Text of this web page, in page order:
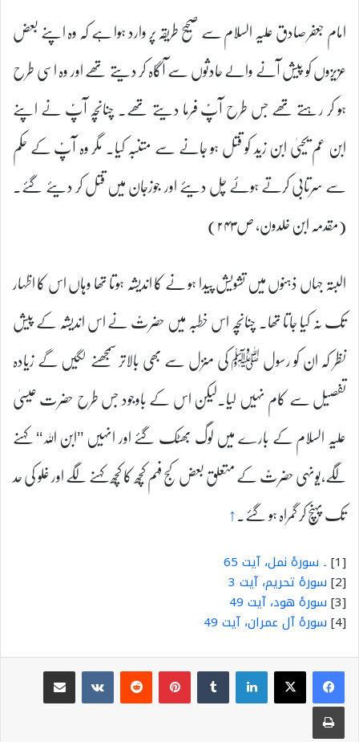
امام جعفر صادق علیہ السلام سے صحیح طریقہ پر وارد ہوا ہے کہ وہ اپنے بعض
عزیزوں کو پیش آنے والے حادثوں سے آگاہ کر دیتے تھے اور وہ اسی طرح
ہو کر رہتے تھے جس طرح آپؑ فرما دیتے تھے۔ چنانچہ آپؑ نے اپنے
ابن عم یحییٰ ابن زید کو قتل ہو جانے سے متنبہ کیا۔ مگر وہ آپؑ کے حکم
سے سرتابی کرتے ہوئے چل دیئے اور جوزجان میں قتل کر دیئے گئے۔
(مقدمہ ابن خلدون، ص۲۴۳)
البتہ جہاں ذہنوں میں تشویش پیدا ہو نے کا اندیشہ ہوتا تھا وہاں اس کا اظہار
تک نہ کیا جاتا تھا۔ چنانچہ اس خطبہ میں حضرتؑ نے اس اندیشہ کے پیش
نظر کہ ان کو رسول ﷺ کی منزل سے بھی بالاتر سمجھنے لگیں گے زیادہ
تفصیل سے کام نہیں لیا۔لیکن اس کے باوجود جس طرح حضرت عیسیٰ
علیہ السلام کے بارے میں لوگ بھٹک گئے اور انہیں ’’ابن اللہ‘‘ کہنے
لگے،یونہی حضرتؑ کے متعلق بعض کج فہم کچھ کا کچھ کہنے لگے اور غلو کی حد
تک پہنچ کر گمراہ ہو گئے۔↑
[1]
۔ سورۂ نمل، آیت 65
[2]
سورۂ تحریم، آیت 3
[3]
سورۂ ھود، آیت 49
[4]
سورۂ آل عمران، آیت 49